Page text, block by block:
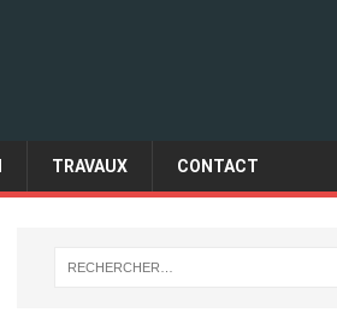
TRAVAUX CONTACT